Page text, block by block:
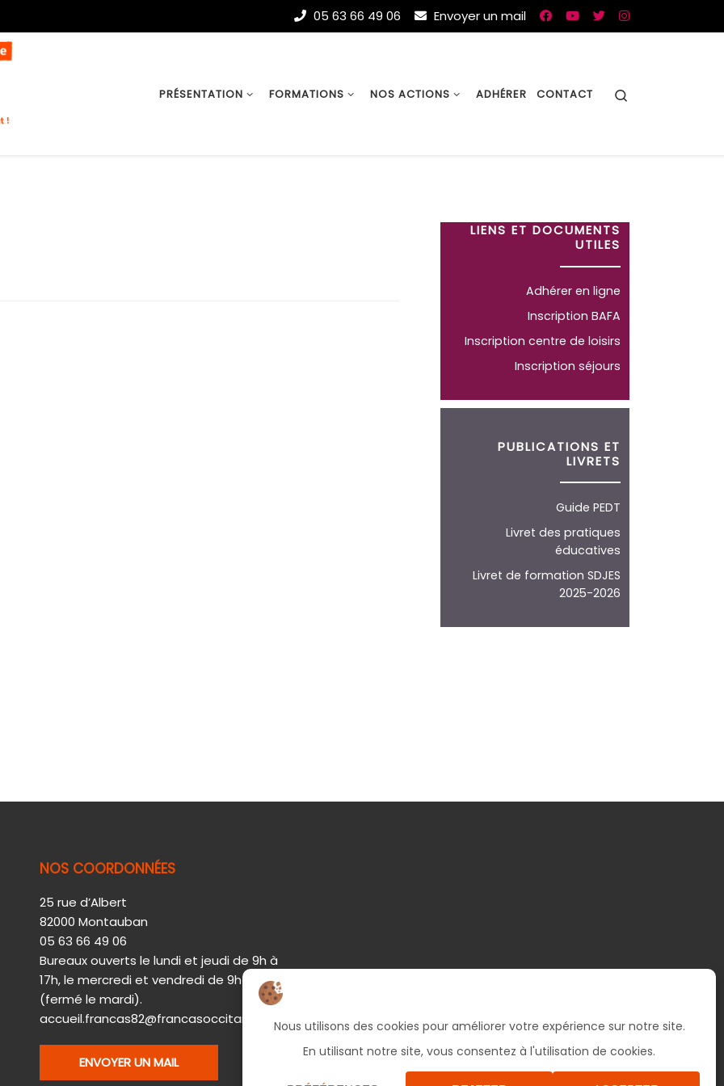
05 63 66 49 06 Envoyer un mail
PRÉSENTATION FORMATIONS NOS ACTIONS ADHÉRER CONTACT
LIENS ET DOCUMENTS
UTILES
Adhérer en ligne
Inscription BAFA
Inscription centre de loisirs
Inscription séjours
PUBLICATIONS ET
LIVRETS
Guide PEDT
Livret des pratiques
éducatives
Livret de formation SDJES
2025-2026
NOS COORDONNÉES
25 rue d’Albert
82000 Montauban
05 63 66 49 06
Bureaux ouverts le lundi et jeudi de 9h à
17h, le mercredi et vendredi de 9h à 12h30
(fermé le mardi).
accueil.francas82@francasoccitanie.org
ENVOYER UN MAIL